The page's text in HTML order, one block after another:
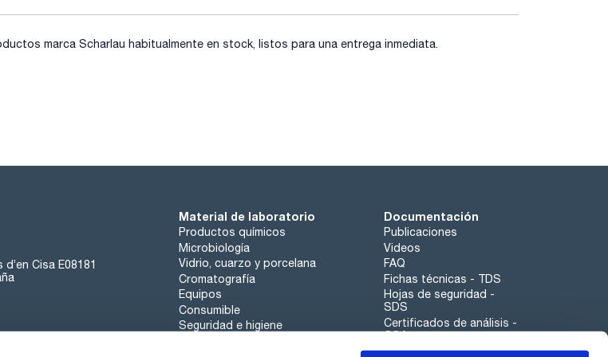
marca Scharlau habitualmente en stock, listos para una entrega inmediata.
Cisa E08181
Material de laboratorio
Productos químicos
Microbiología
Vidrio, cuarzo y porcelana
Cromatografía
Equipos
Consumible
Seguridad e higiene
Documentación
Publicaciones
Videos
FAQ
Fichas técnicas - TDS
Hojas de seguridad -
SDS
Certificados de análisis -
COA
Aplicaciones